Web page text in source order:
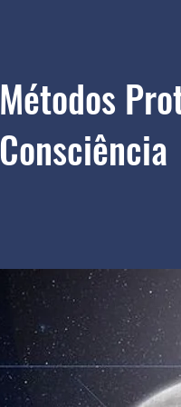
Métodos
Consciência